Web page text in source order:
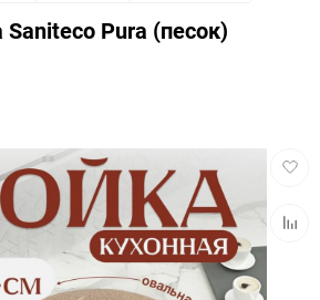
Pura (песок)